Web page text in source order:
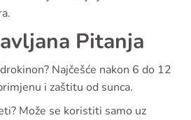
Pitanja
Najčešće nakon 6 do 12
i zaštitu od sunca.
Može se koristiti samo uz